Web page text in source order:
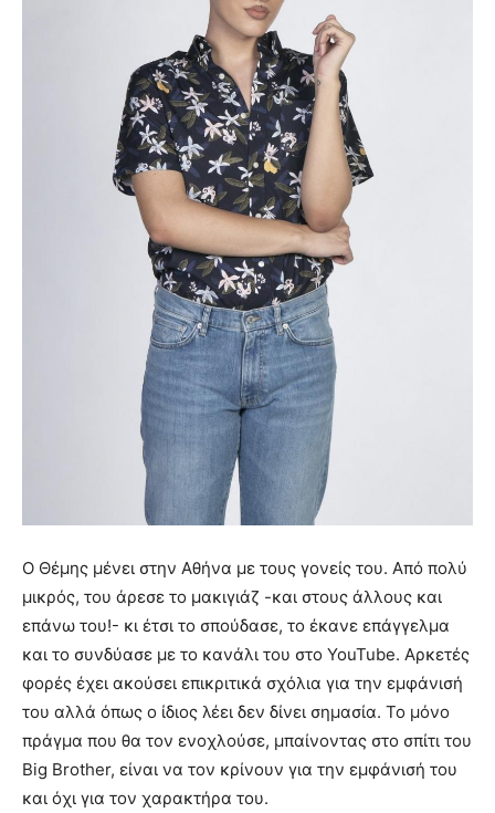
Ο Θέμης μένει στην Αθήνα με τους γονείς του. Από πολύ
μικρός, του άρεσε το μακιγιάζ -και στους άλλους και
επάνω του!- κι έτσι το σπούδασε, το έκανε επάγγελμα
και το συνδύασε με το κανάλι του στο YouTube. Αρκετές
φορές έχει ακούσει επικριτικά σχόλια για την εμφάνισή
του αλλά όπως ο ίδιος λέει δεν δίνει σημασία. Το μόνο
πράγμα που θα τον ενοχλούσε, μπαίνοντας στο σπίτι του
Big Brother, είναι να τον κρίνουν για την εμφάνισή του
και όχι για τον χαρακτήρα του.